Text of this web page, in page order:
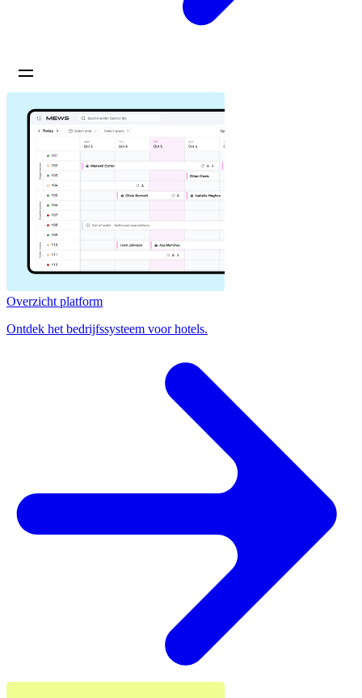
Overzicht platform
Ontdek het bedrijfssysteem voor hotels.